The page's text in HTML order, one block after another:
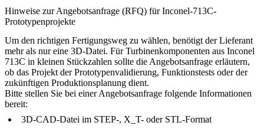
Hinweise zur Angebotsanfrage (RFQ) für Inconel-713C-
Prototypenprojekte
Um den richtigen Fertigungsweg zu wählen, benötigt der Lieferant
mehr als nur eine 3D-Datei. Für Turbinenkomponenten aus Inconel
713C in kleinen Stückzahlen sollte die Angebotsanfrage erläutern,
ob das Projekt der Prototypenvalidierung, Funktionstests oder der
zukünftigen Produktionsplanung dient.
Bitte stellen Sie bei einer Angebotsanfrage folgende Informationen
bereit:
3D-CAD-Datei im STEP-, X_T- oder STL-Format